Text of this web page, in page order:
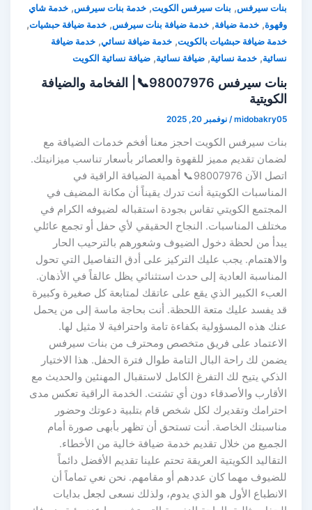
بنات سيرفس, بنات سيرفس الكويت, خدمة بنات سيرفس, خدمة شاي
وقهوة, خدمة ضيافة, خدمة ضيافة بنات سيرفس, خدمة ضيافة حبشيات,
خدمة ضيافة حبشيات بالكويت, خدمة ضيافة نسائي, خدمة ضيافة
نسائية, خدمة نسائية, ضيافة نسائية, ضيافة نسائية الكويت
بنات سيرفس 98007976📞| الفخامة والضيافة
الكويتية
midobakry05
/نوفمبر 20, 2025
بنات سيرفس الكويت احجز معنا أفخم خدمات الضيافة مع
لضمان تقديم مميز للقهوة والعصائر بأسعار تناسب ميزانيتك.
اتصل الآن 98007976📞 أهمية الضيافة الراقية في
المناسبات الكويتية أنت تدرك يقيناً أن مكانة المضيف في
المجتمع الكويتي تقاس بجودة استقباله لضيوفه الكرام في
مختلف المناسبات. النجاح الحقيقي لأي حفل أو تجمع عائلي
يبدأ من لحظة دخول الضيوف وشعورهم بالترحيب الحار
والاهتمام. يجب عليك التركيز على أدق التفاصيل التي تحول
المناسبة العادية إلى حدث استثنائي يظل عالقاً في الأذهان.
العبء الكبير الذي يقع على عاتقك لمتابعة كل صغيرة وكبيرة
قد يفسد عليك متعة اللحظة. أنت بحاجة ماسة إلى من يحمل
عنك هذه المسؤولية بكفاءة تامة واحترافية لا مثيل لها.
الاعتماد على فريق متخصص ومحترف من بنات سيرفس
يضمن لك راحة البال التامة طوال فترة الحفل. هذا الاختيار
الذكي يتيح لك التفرغ الكامل لاستقبال المهنئين والحديث مع
الأقارب والأصدقاء دون أي تشتت. الخدمة الراقية تعكس مدى
احترامك وتقديرك لكل شخص قام بتلبية دعوتك وحضور
مناسبتك الخاصة. أنت تستحق أن تظهر بأبهى صورة أمام
الجميع من خلال تقديم خدمة ضيافة خالية من الأخطاء.
التقاليد الكويتية العريقة تحتم علينا تقديم الأفضل دائماً
للضيوف مهما كان عددهم أو مقامهم. نحن نعي تماماً أن
الانطباع الأول هو الذي يدوم، ولذلك نسعى لجعل بدايات